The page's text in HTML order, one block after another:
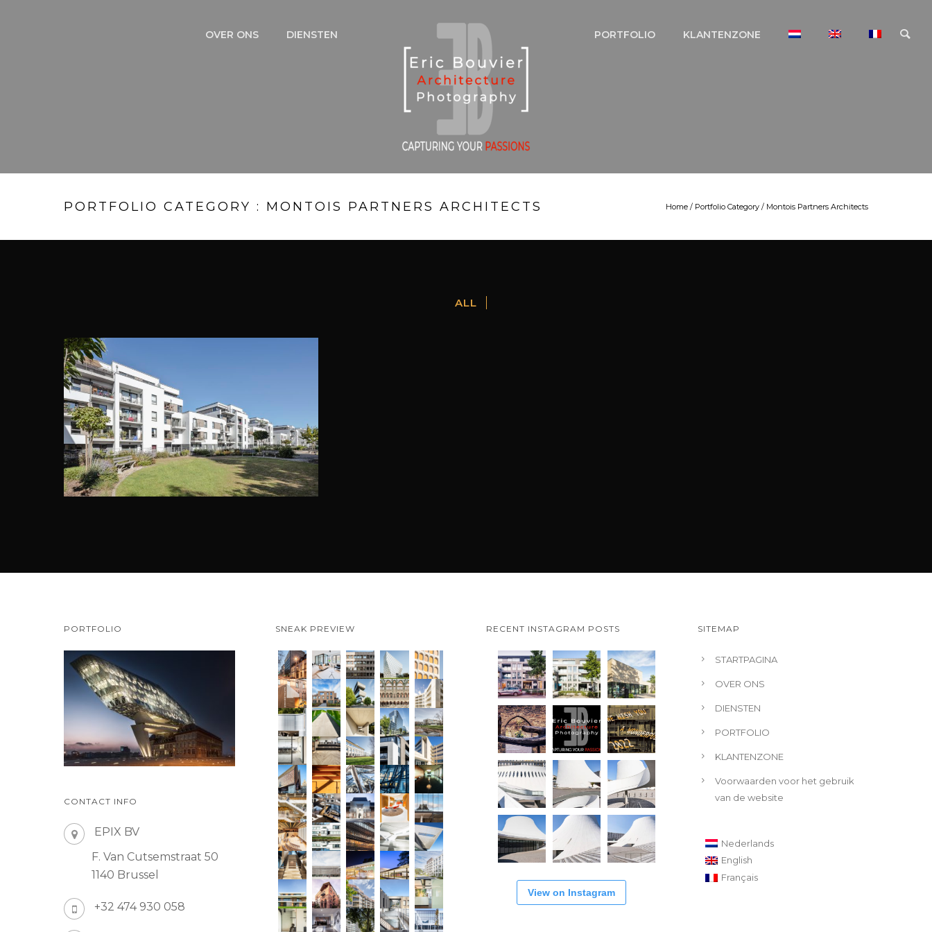
OVER ONS DIENSTEN PORTFOLIO KLANTENZONE
PORTFOLIO CATEGORY : MONTOIS PARTNERS ARCHITECTS Home / Portfolio Category / Montois Partners Architects
ALL
DOMAINE DE CROMWELL, NIVELLES
Montois Partners Architects
PORTFOLIO
CONTACT INFO
EPIX BV
F. Van Cutsemstraat 50
1140 Brussel
+32 474 930 058
SNEAK PREVIEW RECENT INSTAGRAM POSTS
View on Instagram
SITEMAP
STARTPAGINA
OVER ONS
DIENSTEN
PORTFOLIO
KLANTENZONE
Voorwaarden voor het gebruik
van de website
Nederlands
English
Français